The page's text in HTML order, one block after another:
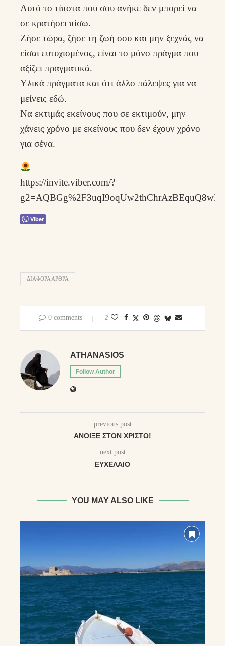
Αυτό το τίποτα που σου ανήκε δεν μπορεί να
σε κρατήσει πίσω.
Ζήσε τώρα, ζήσε τη ζωή σου και μην ξεχνάς να
είσαι ευτυχισμένος, είναι το μόνο πράγμα που
αξίζει πραγματικά.
Υλικά πράγματα και ότι άλλο πάλεψες για να
μείνεις εδώ.
Να εκτιμάς εκείνους που σε εκτιμούν, μην
χάνεις χρόνο με εκείνους που δεν έχουν χρόνο
για σένα.
https://invite.viber.com/?
Viber
ΔΙΑΦΟΡΑ ΑΡΘΡΑ
0 comments 2
ATHANASIOS
Follow Author
previous post
ΆΝΟΙΞΕ ΣΤΟΝ ΧΡΙΣΤΌ!
next post
ΕΥΧΕΛΑΙΟ
YOU MAY ALSO LIKE